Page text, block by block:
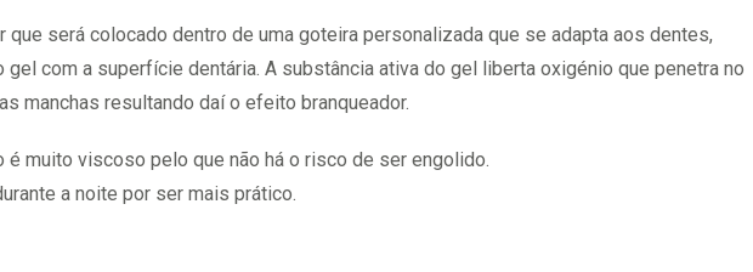
que será colocado dentro de uma goteira personalizada que se adapta aos dentes,
com a superfície dentária. A substância ativa do gel liberta oxigénio que penetra no
manchas resultando daí o efeito branqueador.
muito viscoso pelo que não há o risco de ser engolido.
a noite por ser mais prático.